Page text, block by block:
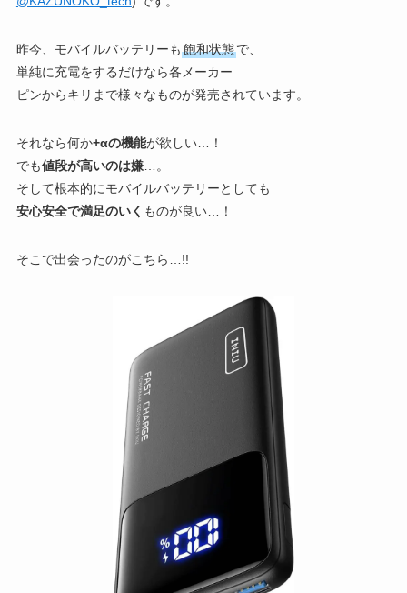
昨今、モバイルバッテリーも 飽和状態で、
単純に充電をするだけなら各メーカー
ピンからキリまで様々なものが発売されています。
それなら何か+αの機能が欲しい…！
でも値段が高いのは嫌…。
そして根本的にモバイルバッテリーとしても
安心安全で満足のいく ものが良い…！
そこで出会ったのがこちら…!!